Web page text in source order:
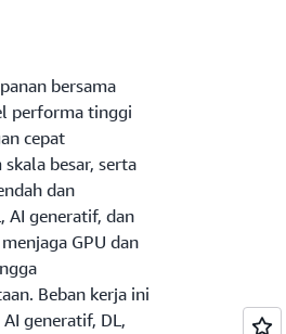
bersama
performa tinggi
cepat
besar, serta
dan
generatif, dan
GPU dan
Beban kerja ini
generatif, DL,